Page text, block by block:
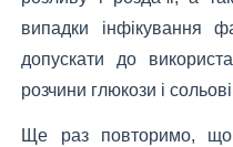
випадки інфікування
допускати до
розчини глюкози і
Ще раз повторимо,